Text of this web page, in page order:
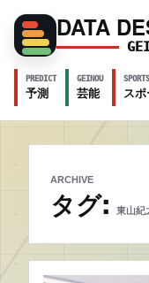
DATA
PREDICT
予測
GEINOU
芸能
SPORTS
ス
ARCHIVE
タグ: 東山紀